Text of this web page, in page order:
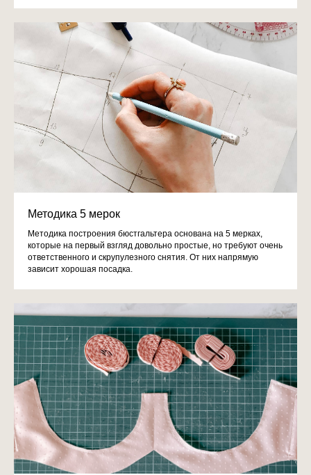
Методика 5 мерок
Методика построения бюстгальтера основана на 5 мерках,
которые на первый взгляд довольно простые, но требуют очень
ответственного и скрупулезного снятия. От них напрямую
зависит хорошая посадка.